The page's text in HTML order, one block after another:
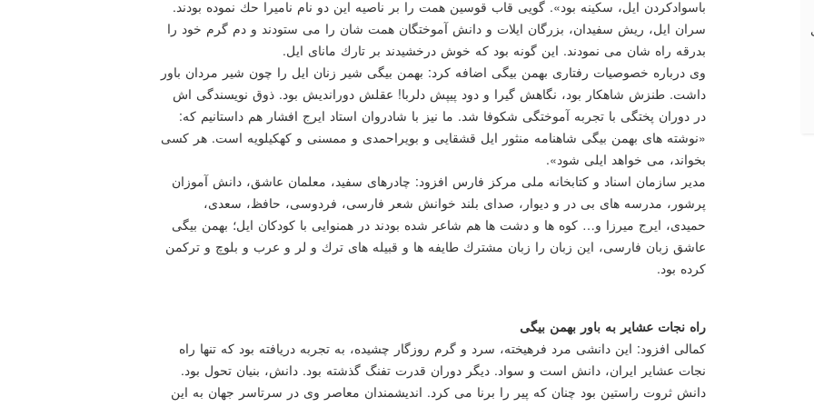
باسوادكردن ایل، سكینه بود». گویی قاب قوسین همت را بر ناصیه این دو نام نامیرا حك نموده بودند.
سران ایل، ریش سفیدان، بزرگان ایلات و دانش آموختگان همت شان را می ستودند و دم گرم خود را
بدرقه راه شان می نمودند. این گونه بود كه خوش درخشیدند بر تارك مانای ایل.
وی درباره خصوصیات رفتاری بهمن بیگی اضافه كرد: بهمن بیگی شیر زنان ایل را چون شیر مردان باور
داشت. طنزش شاهكار بود، نگاهش گیرا و دود پیپش دلربا! عقلش دوراندیش بود. ذوق نویسندگی اش
در دوران پختگی با تجربه آموختگی شكوفا شد. ما نیز با شادروان استاد ایرج افشار هم داستانیم كه:
«نوشته های بهمن بیگی شاهنامه منثور ایل قشقایی و بویراحمدی و ممسنی و كهكیلویه است. هر كسی
بخواند، می خواهد ایلی شود».
مدیر سازمان اسناد و كتابخانه ملی مركز فارس افزود: چادرهای سفید، معلمان عاشق، دانش آموزان
پرشور، مدرسه های بی در و دیوار، صدای بلند خوانش شعر فارسی، فردوسی، حافظ، سعدی،
حمیدی، ایرج میرزا و… كوه ها و دشت ها هم شاعر شده بودند در همنوایی با كودكان ایل؛ بهمن بیگی
عاشق زبان فارسی، این زبان را زبان مشترك طایفه ها و قبیله های ترك و لر و عرب و بلوچ و تركمن
كرده بود.
راه نجات عشایر به باور بهمن بیگی
كمالی افزود: این دانشی مرد فرهیخته، سرد و گرم روزگار چشیده، به تجربه دریافته بود كه تنها راه
نجات عشایر ایران، دانش است و سواد. دیگر دوران قدرت تفنگ گذشته بود. دانش، بنیان تحول بود.
دانش ثروت راستین بود چنان كه پیر را برنا می كرد. اندیشمندان معاصر وی در سرتاسر جهان به این